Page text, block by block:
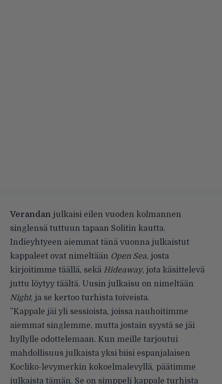
Verandan julkaisi eilen vuoden kolmannen
singlensä tuttuun tapaan Solitin kautta.
Indieyhtyeen aiemmat tänä vuonna julkaistut
kappaleet ovat nimeltään Open Sea, josta
kirjoitimme täällä, sekä Hideaway, jota käsittelevä
juttu löytyy täältä. Uusin julkaisu on nimeltään
Night, ja se kertoo turhista toiveista.
”Kappale jäi yli sessioista, joissa nauhoitimme
aiemmat singlemme, mutta jostain syystä se jäi
hyllylle odottelemaan. Kun meille tarjoutui
mahdollisuus julkaista yksi biisi espanjalaisen
Kocliko-levymerkin kokoelmalevyllä, päätimme
julkaista tämän. Se on simppeli kappale turhista